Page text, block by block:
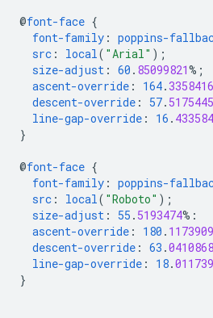
@font-face {
font-family : poppins-
src : local ( "Arial" );
size-adjust : 60 . 85099821%;
ascent-override : 164. 3358416
descent-override : 57.
line-gap-override : 16 .
}
@font-face {
font-family : poppins-
src : local ( "Roboto" );
size-adjust : 55 . 5193474%:
ascent-override : 180 . 1173909
descent-override : 63 .
line-gap-override : 18.
}